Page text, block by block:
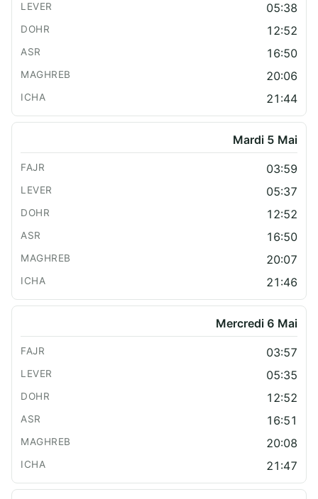
05:38
12:52
16:50
20:06
21:44
Mardi 5 Mai
03:59
05:37
12:52
16:50
20:07
21:46
Mercredi 6 Mai
03:57
05:35
12:52
16:51
20:08
21:47